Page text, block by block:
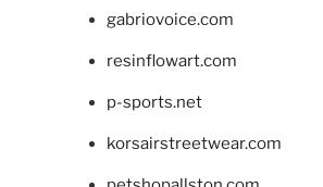
gabriovoice.com
resinflowart.com
p-sports.net
korsairstreetwear.com